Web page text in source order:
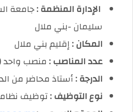
️ الإدارة المنظمة :جامعة
سليمان -بني ملال
المكان :إقليم بني ملال
عدد المناصب :منصب واحد (1)
الدرجة :أستاذ محاضر من
نوع التوظيف :توظيف